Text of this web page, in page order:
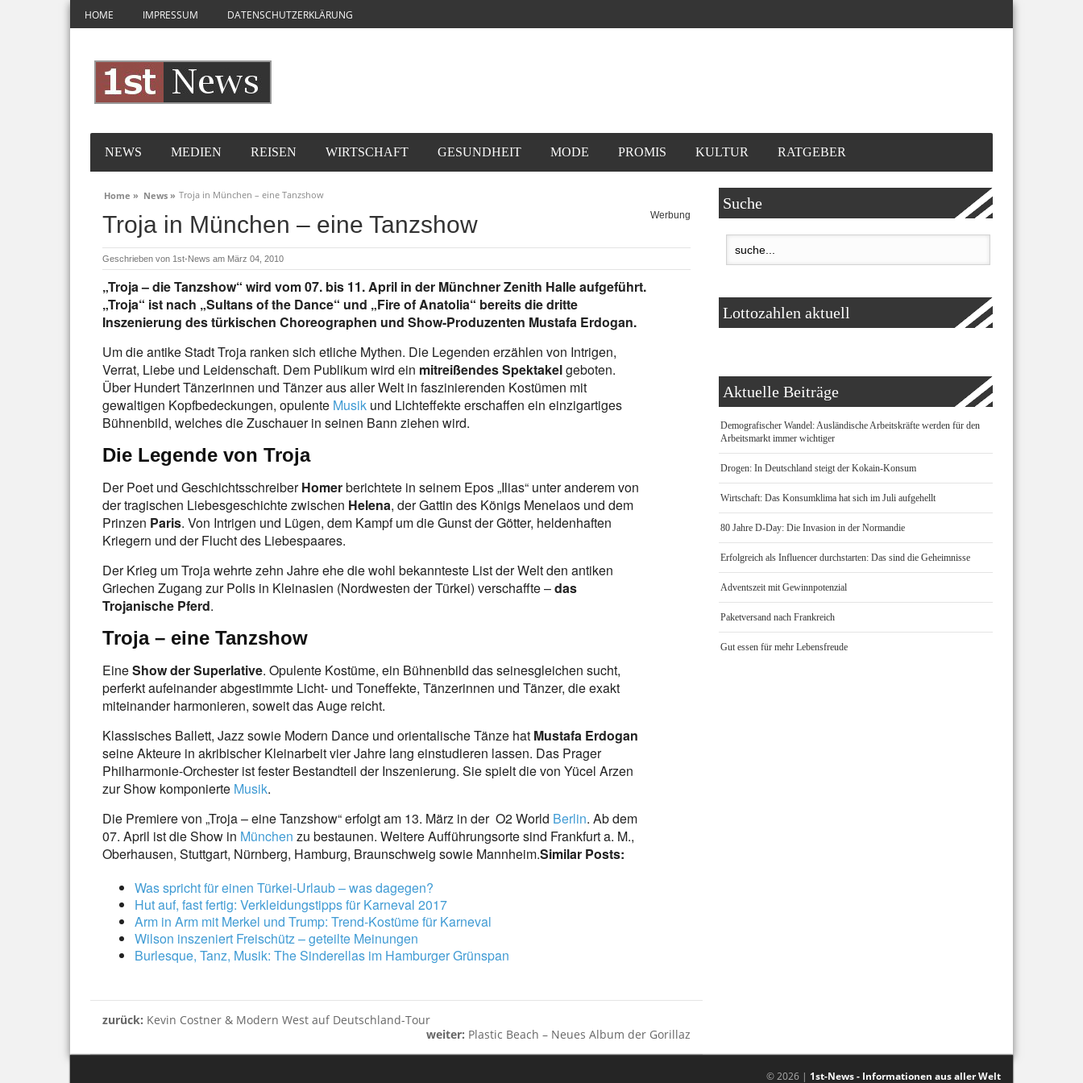
HOME IMPRESSUM DATENSCHUTZERKLÄRUNG
NEWS MEDIEN REISEN WIRTSCHAFT GESUNDHEIT MODE PROMIS KULTUR RATGEBER
Home » News » Troja in München – eine Tanzshow
Troja in München – eine Tanzshow Werbung
Geschrieben von 1st-News am März 04, 2010
„Troja – die Tanzshow“ wird vom 07. bis 11. April in der Münchner Zenith Halle aufgeführt.
„Troja“ ist nach „Sultans of the Dance“ und „Fire of Anatolia“ bereits die dritte
Inszenierung des türkischen Choreographen und Show-Produzenten Mustafa Erdogan.
Um die antike Stadt Troja ranken sich etliche Mythen. Die Legenden erzählen von Intrigen,
Verrat, Liebe und Leidenschaft. Dem Publikum wird ein mitreißendes Spektakelgeboten.
Über Hundert Tänzerinnen und Tänzer aus aller Welt in faszinierenden Kostümen mit
gewaltigen Kopfbedeckungen, opulente Musik und Lichteffekte erschaffen ein einzigartiges
Bühnenbild, welches die Zuschauer in seinen Bann ziehen wird.
Die Legende von Troja
Der Poet und GeschichtsschreiberHomerberichtete in seinem Epos „Ilias“ unter anderem von
der tragischen Liebesgeschichte zwischen Helena, der Gattin des Königs Menelaos und dem
Prinzen Paris. Von Intrigen und Lügen, dem Kampf um die Gunst der Götter, heldenhaften
Kriegern und der Flucht des Liebespaares.
Der Krieg um Troja wehrte zehn Jahre ehe die wohl bekannteste List der Welt den antiken
Griechen Zugang zur Polis in Kleinasien (Nordwesten der Türkei) verschaffte –das
Trojanische Pferd.
Troja – eine Tanzshow
EineShow der Superlative. Opulente Kostüme, ein Bühnenbild das seinesgleichen sucht,
perferkt aufeinander abgestimmte Licht- und Toneffekte, Tänzerinnen und Tänzer, die exakt
miteinander harmonieren, soweit das Auge reicht.
Klassisches Ballett, Jazz sowie Modern Dance und orientalische Tänze hat Mustafa Erdogan
seine Akteure in akribischer Kleinarbeit vier Jahre lang einstudieren lassen. Das Prager
Philharmonie-Orchester ist fester Bestandteil der Inszenierung. Sie spielt die von Yücel Arzen
zur Show komponierte Musik.
Die Premiere von „Troja – eine Tanzshow“ erfolgt am 13. März in der O2 World Berlin. Ab dem
07. April ist die Show in München zu bestaunen. Weitere Aufführungsorte sind Frankfurt a. M.,
Oberhausen, Stuttgart, Nürnberg, Hamburg, Braunschweig sowie Mannheim.Similar Posts:
Was spricht für einen Türkei-Urlaub – was dagegen?
Hut auf, fast fertig: Verkleidungstipps für Karneval 2017
Arm in Arm mit Merkel und Trump: Trend-Kostüme für Karneval
Wilson inszeniert Freischütz – geteilte Meinungen
Burlesque, Tanz, Musik: The Sinderellas im Hamburger Grünspan
zurück: Kevin Costner & Modern West auf Deutschland-Tour
weiter: Plastic Beach – Neues Album der Gorillaz
Suche
Lottozahlen aktuell
Aktuelle Beiträge
Demografischer Wandel: Ausländische Arbeitskräfte werden für den
Arbeitsmarkt immer wichtiger
Drogen: In Deutschland steigt der Kokain-Konsum
Wirtschaft: Das Konsumklima hat sich im Juli aufgehellt
80 Jahre D-Day: Die Invasion in der Normandie
Erfolgreich als Influencer durchstarten: Das sind die Geheimnisse
Adventszeit mit Gewinnpotenzial
Paketversand nach Frankreich
Gut essen für mehr Lebensfreude
© 2026 | 1st-News - Informationen aus aller Welt